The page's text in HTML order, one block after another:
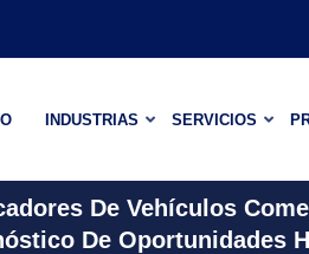
INDUSTRIAS SERVICIOS
De Vehículos
De Oportunidades